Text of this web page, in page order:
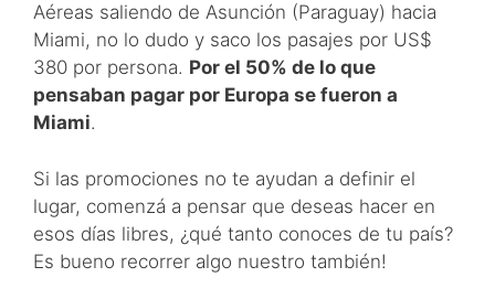
Aéreas saliendo de Asunción (Paraguay) hacia
Miami, no lo dudo y saco los pasajes por US$
380 por persona. Por el 50% de lo que
pensaban pagar por Europa se fueron a
Miami.
Si las promociones no te ayudan a definir el
lugar, comenzá a pensar que deseas hacer en
esos días libres, ¿qué tanto conoces de tu país?
Es bueno recorrer algo nuestro también!